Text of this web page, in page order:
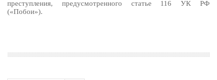
преступления, предусмотренного статье 116 УК РФ
(«Побои»).